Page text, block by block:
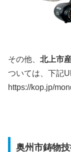
その他、 北上市
ついては、下記
https://kop.jp/
奥州市鋳物